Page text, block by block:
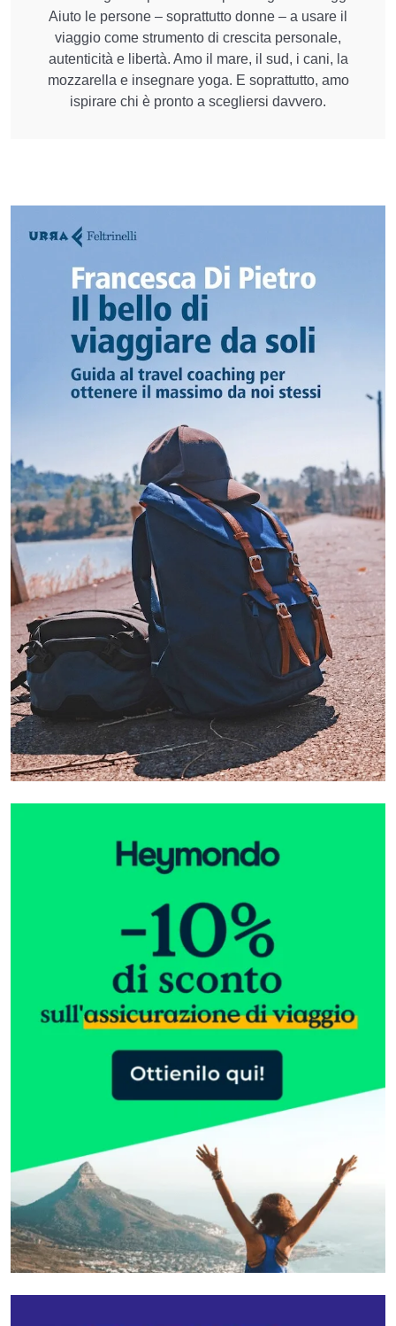
Aiuto le persone – soprattutto donne – a usare il
viaggio come strumento di crescita personale,
autenticità e libertà. Amo il mare, il sud, i cani, la
mozzarella e insegnare yoga. E soprattutto, amo
ispirare chi è pronto a scegliersi davvero.